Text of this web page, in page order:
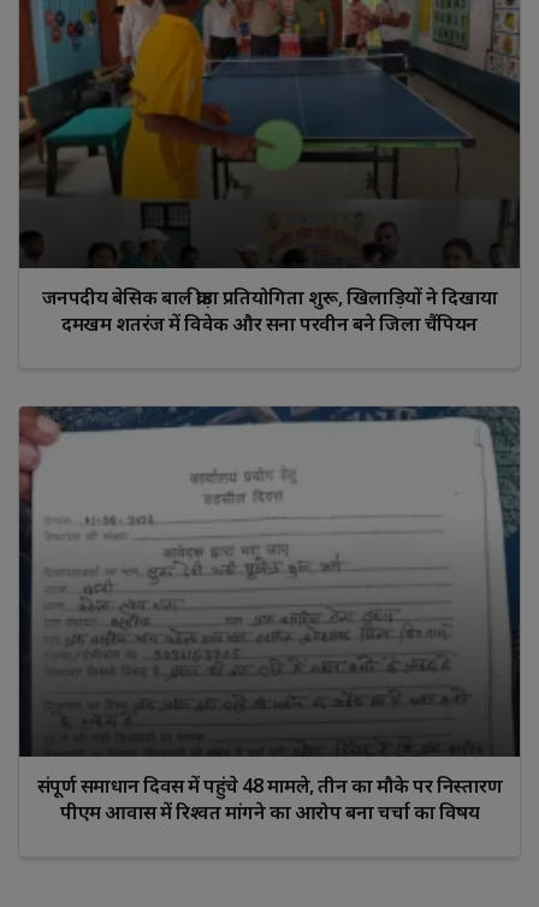
जनपदीय बेसिक बाल क्रीड़ा प्रतियोगिता शुरू, खिलाड़ियों ने दिखाया
दमखम शतरंज में विवेक और सना परवीन बने जिला चैंपियन
संपूर्ण समाधान दिवस में पहुंचे 48 मामले, तीन का मौके पर निस्तारण
पीएम आवास में रिश्वत मांगने का आरोप बना चर्चा का विषय